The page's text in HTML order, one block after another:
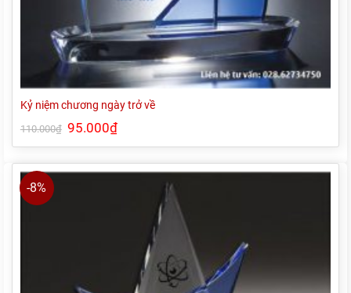
Kỷ niệm chương ngày trở về
110.000₫ Giá
gốc
là:
95.000₫Giá
hiện
tại
95.000₫.
-8%